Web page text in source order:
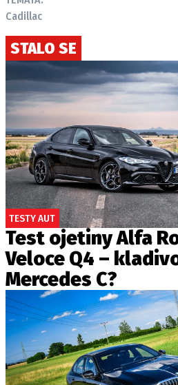
Cadillac
STALO SE
TESTY AUT
Test ojetiny Alfa
Veloce Q4 –
Mercedes C?